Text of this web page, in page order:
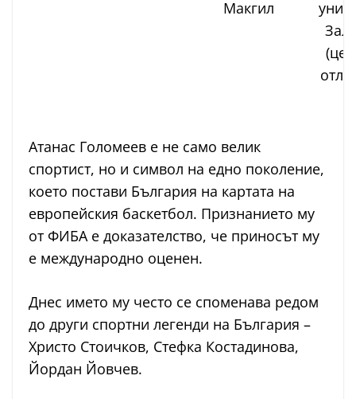
Макгил
Атанас Голомеев е не само велик
спортист, но и символ на едно поколение,
което постави България на картата на
европейския баскетбол. Признанието му
от ФИБА е доказателство, че приносът му
е международно оценен.
Днес името му често се споменава редом
до други спортни легенди на България –
Христо Стоичков, Стефка Костадинова,
Йордан Йовчев.